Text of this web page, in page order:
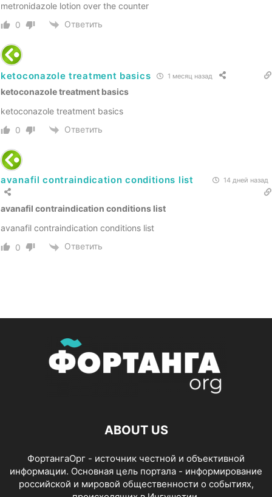
metronidazole lotion over the counter
0
Ответить
ketoconazole treatment basics 1 месяц назад
ketoconazole treatment basics
ketoconazole treatment basics
0
Ответить
avanafil contraindication conditions list 14 дней назад
avanafil contraindication conditions list
avanafil contraindication conditions list
0
Ответить
ABOUT US
ФортангаОрг - источник честной и объективной
информации. Основная цель портала - информирование
российской и мировой общественности о событиях,